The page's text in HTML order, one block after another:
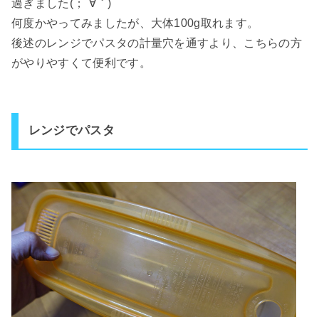
過ぎました(；´∀｀)
何度かやってみましたが、大体100g取れます。
後述のレンジでパスタの計量穴を通すより、こちらの方
がやりやすくて便利です。
レンジでパスタ